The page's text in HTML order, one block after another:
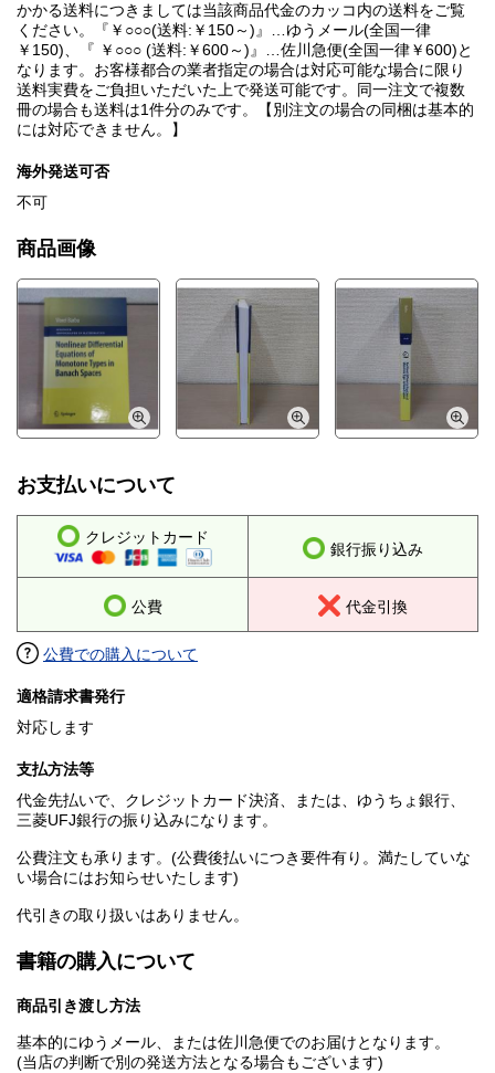
かかる送料につきましては当該商品代金のカッコ内の送料をご覧
ください。『￥○○○(送料:￥150～)』…ゆうメール(全国一律
￥150)、『 ￥○○○ (送料:￥600～)』…佐川急便(全国一律￥600)と
なります。お客様都合の業者指定の場合は対応可能な場合に限り
送料実費をご負担いただいた上で発送可能です。同一注文で複数
冊の場合も送料は1件分のみです。【別注文の場合の同梱は基本的
には対応できません。】
海外発送可否
不可
商品画像
お支払いについて
クレジットカード
銀行振り込み
公費 代金引換
公費での購入について
適格請求書発行
対応します
支払方法等
代金先払いで、クレジットカード決済、または、ゆうちょ銀行、
三菱UFJ銀行の振り込みになります。
公費注文も承ります。(公費後払いにつき要件有り。満たしていな
い場合にはお知らせいたします)
代引きの取り扱いはありません。
書籍の購入について
商品引き渡し方法
基本的にゆうメール、または佐川急便でのお届けとなります。
(当店の判断で別の発送方法となる場合もございます)